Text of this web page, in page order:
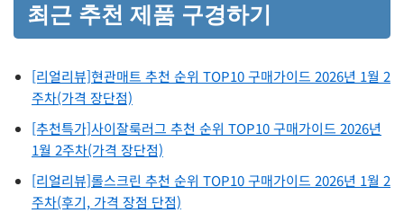
최근 추천 제품 구경하기
[리얼리뷰]현관매트 추천 순위 TOP10 구매가이드 2026년 1월 2
주차(가격 장단점)
[추천특가]사이잘룩러그 추천 순위 TOP10 구매가이드 2026년
1월 2주차(가격 장단점)
[리얼리뷰]롤스크린 추천 순위 TOP10 구매가이드 2026년 1월 2
주차(후기, 가격 장점 단점)